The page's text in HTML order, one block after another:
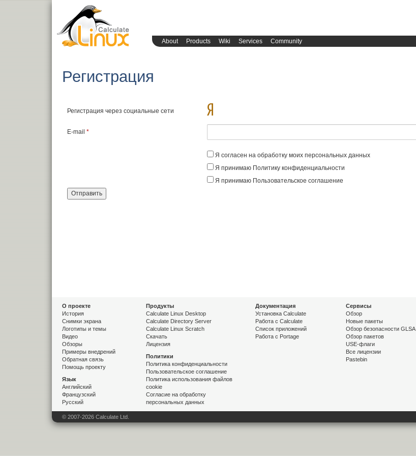
About Products Wiki Services Community
Регистрация
Регистрация через социальные сети
E-mail *
Я согласен на обработку моих персональных данных
Я принимаю Политику конфиденциальности
Я принимаю Пользовательское соглашение
О проекте
История
Снимки экрана
Логотипы и темы
Видео
Обзоры
Примеры внедрений
Обратная связь
Помощь проекту
Язык
Английский
Французский
Русский
Продукты
Calculate Linux Desktop
Calculate Directory Server
Calculate Linux Scratch
Скачать
Лицензия
Политики
Политика конфиденциальности
Пользовательское соглашение
Политика использования файлов
cookie
Согласие на обработку
персональных данных
Документация
Установка Calculate
Работа с Calculate
Список приложений
Работа с Portage
Сервисы
Обзор
Новые пакеты
Обзор безопасности GLSA
Обзор пакетов
USE-флаги
Все лицензии
Pastebin
© 2007-2026 Calculate Ltd.